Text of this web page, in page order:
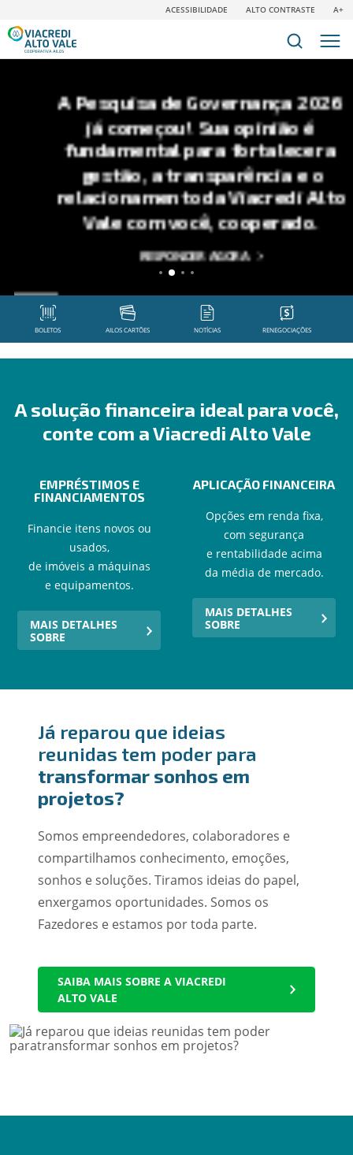
ACESSIBILIDADE ALTO CONTRASTE A+
A Pesquisa de Governança 2026
já começou! Sua opinião é
fundamental para fortalecer a
gestão, a transparência e o
relacionamento da Viacredi Alto
Vale com você, cooperado.
RESPONDER AGORA
BOLETOS AILOS CARTÕES NOTÍCIAS RENEGOCIAÇÕES
A solução financeira ideal para você,
conte com a Viacredi Alto Vale
EMPRÉSTIMOS E
FINANCIAMENTOS
Financie itens novos ou
usados,
de imóveis a máquinas
e equipamentos.
MAIS DETALHES
SOBRE
APLICAÇÃO FINANCEIRA
Opções em renda fixa,
com segurança
e rentabilidade acima
da média de mercado.
MAIS DETALHES
SOBRE
Já reparou que ideias
reunidas tem poder para
transformar sonhos em
projetos?
Somos empreendedores, colaboradores e
compartilhamos conhecimento, emoções,
sonhos e soluções. Tiramos ideias do papel,
enxergamos oportunidades. Somos os
Fazedores e estamos por toda parte.
SAIBA MAIS SOBRE A VIACREDI
ALTO VALE